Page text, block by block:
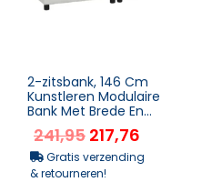
2-zitsbank, 146 Cm
Kunstleren Modulaire
Bank Met Brede En
Diepe Zitruimte, Dikke
Kussens, Eenvoudige...
241,95 217,76
Gratis verzending
& retourneren!